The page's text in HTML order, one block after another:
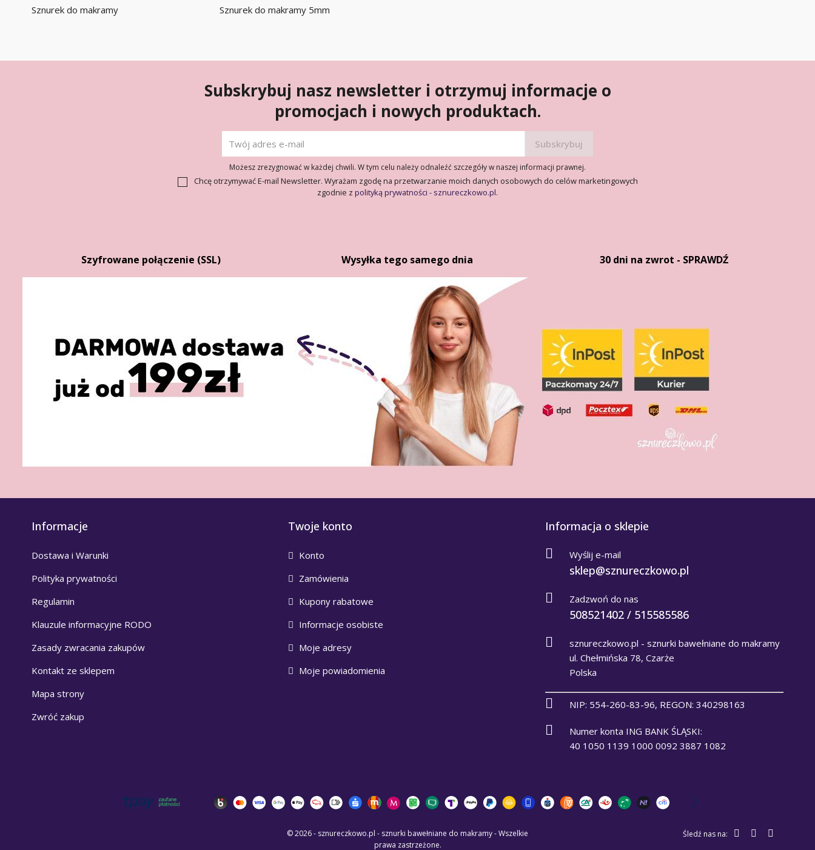
Sznurek do makramy Sznurek do makramy 5mm
Subskrybuj nasz newsletter i otrzymuj informacje o
promocjach i nowych produktach.
Możesz zrezygnować w każdej chwili. W tym celu należy odnaleźć szczegóły w naszej informacji prawnej.
Chcę otrzymywać E-mail Newsletter. Wyrażam zgodę na przetwarzanie moich danych osobowych do celów marketingowych
zgodnie z polityką prywatności - sznureczkowo.pl.
Szyfrowane połączenie (SSL) Wysyłka tego samego dnia 30 dni na zwrot - SPRAWDŹ
Informacje
Dostawa i Warunki
Polityka prywatności
Regulamin
Klauzule informacyjne RODO
Zasady zwracania zakupów
Kontakt ze sklepem
Mapa strony
Zwróć zakup
Twoje konto
Konto
Zamówienia
Kupony rabatowe
Informacje osobiste
Moje adresy
Moje powiadomienia
Informacja o sklepie
Wyślij e-mail
sklep@sznureczkowo.pl
Zadzwoń do nas
508521402 / 515585586
sznureczkowo.pl - sznurki bawełniane do makramy
ul. Chełmińska 78, Czarże
Polska
NIP: 554-260-83-96, REGON: 340298163
Numer konta ING BANK ŚLĄSKI:
40 1050 1139 1000 0092 3887 1082
© 2026 - sznureczkowo.pl - sznurki bawełniane do makramy - Wszelkie
prawa zastrzeżone.
Śledź nas na: